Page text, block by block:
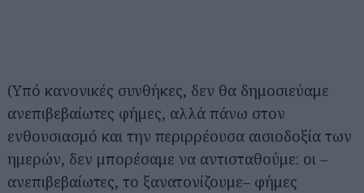
(Υπό κανονικές συνθήκες, δεν θα δημοσιεύαμε
ανεπιβεβαίωτες φήμες, αλλά πάνω στον
ενθουσιασμό και την περιρρέουσα αισιοδοξία των
ημερών, δεν μπορέσαμε να αντισταθούμε: οι –
ανεπιβεβαίωτες, το ξανατονίζουμε– φήμες